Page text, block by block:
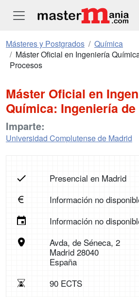
Másteres y Postgrados
Química
Máster Oficial en Ingeniería
Procesos
Máster Oficial en
Química: Ingeniería
Imparte:
Universidad Complutense de Madrid
Presencial en Madrid
Información no
Información no
Avda, de Séneca, 2
Madrid 28040
España
90 ECTS